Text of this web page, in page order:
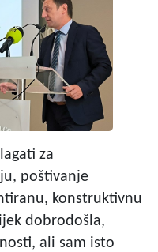
za
poštivanje
konstruktivnu
dobrodošla,
ali sam isto